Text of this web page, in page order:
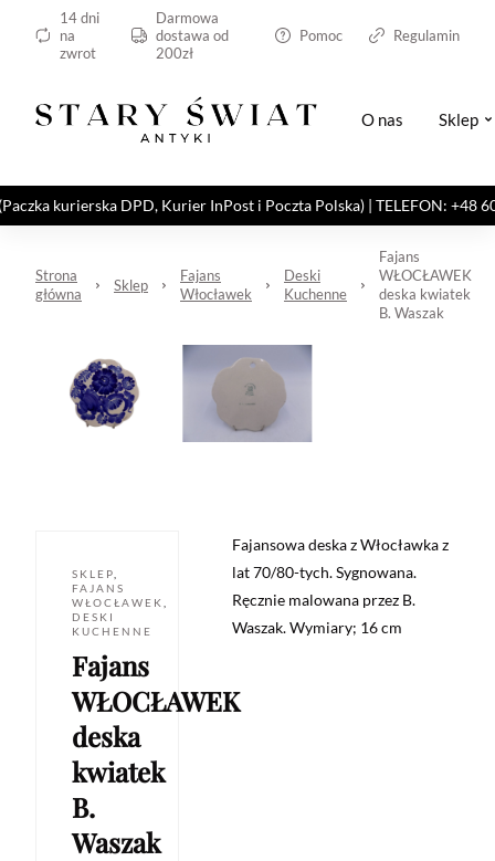
14 dni
na
zwrot
Darmowa
dostawa od
200zł
Pomoc Regulamin
O nas Sklep
kurierska DPD, Kurier InPost i Poczta Polska) | TELEFON: +48
Strona
główna
Sklep
Fajans
Włocławek
Deski
Kuchenne
Fajans
WŁOCŁAWEK
deska kwiatek
B. Waszak
SKLEP
FAJANS
WŁOCŁAWEK
DESKI
KUCHENNE
Fajans
WŁOCŁAWEK
deska
kwiatek
B.
Waszak
Fajansowa deska z Włocławka z
lat 70/80-tych. Sygnowana.
Ręcznie malowana przez B.
Waszak. Wymiary; 16 cm